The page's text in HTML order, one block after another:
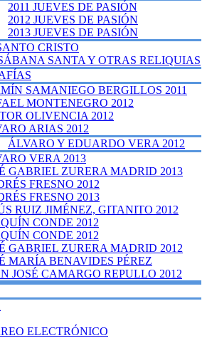
2011 JUEVES DE PASIÓN
2012 JUEVES DE PASIÓN
2013 JUEVES DE PASIÓN
CRISTO
SANTA Y OTRAS RELIQUIAS
SAMANIEGO BERGILLOS 2011
MONTENEGRO 2012
OLIVENCIA 2012
ARIAS 2012
ÁLVARO Y EDUARDO VERA 2012
VERA 2013
GABRIEL ZURERA MADRID 2013
FRESNO 2012
FRESNO 2013
RUIZ JIMÉNEZ, GITANITO 2012
CONDE 2012
CONDE 2012
GABRIEL ZURERA MADRID 2012
MARÍA BENAVIDES PÉREZ
JOSÉ CAMARGO REPULLO 2012
ELECTRÓNICO